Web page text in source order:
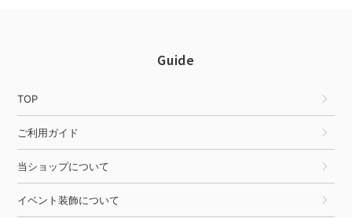
Guide
TOP
ご利用ガイド
当ショップについて
イベント装飾について